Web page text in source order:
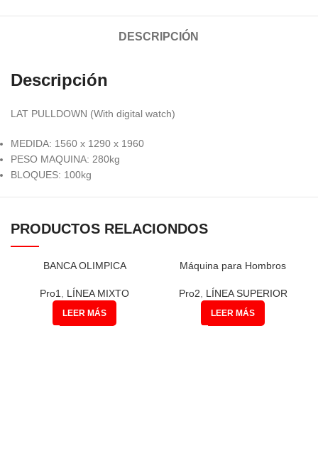
DESCRIPCIÓN
Descripción
LAT PULLDOWN (With digital watch)
MEDIDA: 1560 x 1290 x 1960
PESO MAQUINA: 280kg
BLOQUES: 100kg
PRODUCTOS RELACIONDOS
BANCA OLIMPICA
Pro1, LÍNEA MIXTO
LEER MÁS
Máquina para Hombros
Pro2, LÍNEA SUPERIOR
LEER MÁS